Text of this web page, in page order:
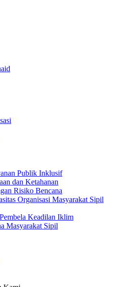
Publik Inklusif
dan Ketahanan
Risiko Bencana
Organisasi Masyarakat Sipil
Keadilan Iklim
Masyarakat Sipil